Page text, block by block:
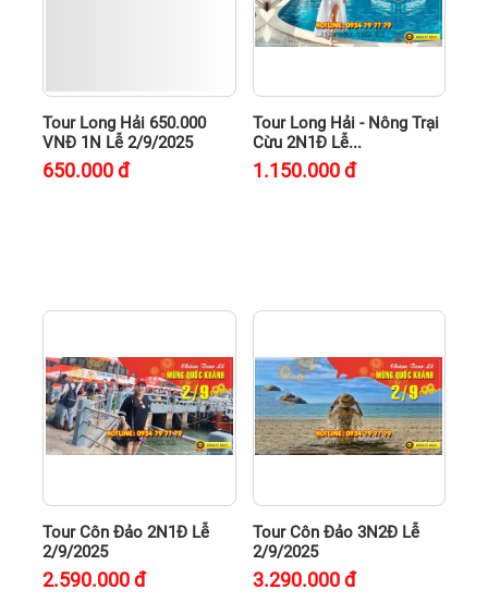
Tour Long Hải 650.000
VNĐ 1N Lễ 2/9/2025
650.000đ
Tour Long Hải - Nông Trại
Cừu 2N1Đ Lễ...
1.150.000đ
Tour Côn Đảo 2N1Đ Lễ
2/9/2025
2.590.000đ
Tour Côn Đảo 3N2Đ Lễ
2/9/2025
3.290.000đ